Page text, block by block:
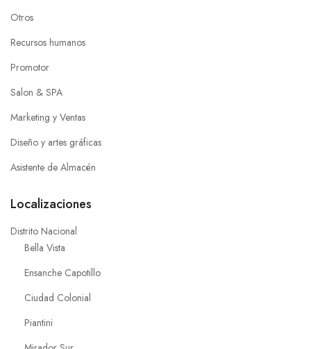
Otros
Recursos humanos
Promotor
Salon & SPA
Marketing y Ventas
Diseño y artes gráficas
Asistente de Almacén
Localizaciones
Distrito Nacional
Bella Vista
Ensanche Capotillo
Ciudad Colonial
Piantini